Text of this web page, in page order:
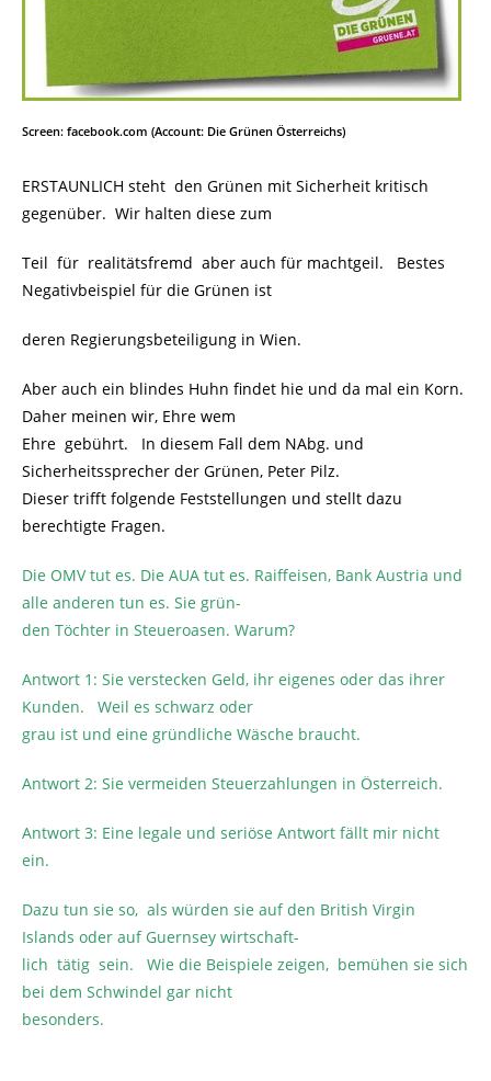
Screen: facebook.com (Account: Die Grünen Österreichs)
ERSTAUNLICH steht den Grünen mit Sicherheit kritisch
gegenüber. Wir halten diese zum
Teil für realitätsfremd aber auch für machtgeil. Bestes
Negativbeispiel für die Grünen ist
deren Regierungsbeteiligung in Wien.
Aber auch ein blindes Huhn findet hie und da mal ein Korn.
Daher meinen wir, Ehre wem
Ehre gebührt. In diesem Fall dem NAbg. und
Sicherheitssprecher der Grünen, Peter Pilz.
Dieser trifft folgende Feststellungen und stellt dazu
berechtigte Fragen.
Die OMV tut es. Die AUA tut es. Raiffeisen, Bank Austria und
alle anderen tun es. Sie grün-
den Töchter in Steueroasen. Warum?
Antwort 1: Sie verstecken Geld, ihr eigenes oder das ihrer
Kunden. Weil es schwarz oder
grau ist und eine gründliche Wäsche braucht.
Antwort 2: Sie vermeiden Steuerzahlungen in Österreich.
Antwort 3: Eine legale und seriöse Antwort fällt mir nicht
ein.
Dazu tun sie so, als würden sie auf den British Virgin
Islands oder auf Guernsey wirtschaft-
lich tätig sein. Wie die Beispiele zeigen, bemühen sie sich
bei dem Schwindel gar nicht
besonders.